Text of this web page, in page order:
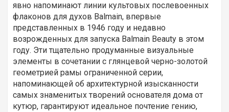
явно напоминают линии культовых послевоенных
флаконов для духов Balmain, впервые
представленных в 1946 году и недавно
возрожденных для запуска Balmain Beauty в этом
году. Эти тщательно продуманные визуальные
элементы в сочетании с глянцевой черно-золотой
геометрией рамы ограниченной серии,
напоминающей об архитектурной изысканности
самых знаменитых творений основателя дома от
кутюр, гарантируют идеальное почтение гению,